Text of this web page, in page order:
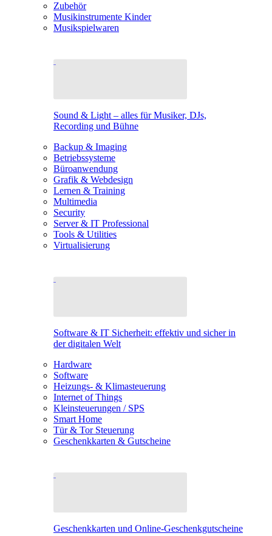
Zubehör
Musikinstrumente Kinder
Musikspielwaren
Sound & Light – alles für Musiker, DJs,
Recording und Bühne
Backup & Imaging
Betriebssysteme
Büroanwendung
Grafik & Webdesign
Lernen & Training
Multimedia
Security
Server & IT Professional
Tools & Utilities
Virtualisierung
Software & IT Sicherheit: effektiv und sicher in
der digitalen Welt
Hardware
Software
Heizungs- & Klimasteuerung
Internet of Things
Kleinsteuerungen / SPS
Smart Home
Tür & Tor Steuerung
Geschenkkarten & Gutscheine
Geschenkkarten und Online-Geschenkgutscheine